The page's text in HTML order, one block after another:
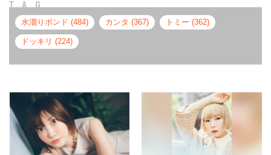
TAG
水溜りボンド (484) カンタ (367) トミー (362)
ドッキリ (224)